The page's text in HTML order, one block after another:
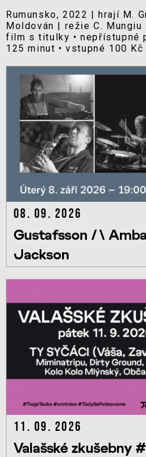
Rumunsko, 2022 | hrají M.
Moldován | režie C. Mungiu
film s titulky • nepřístupné
125 minut • vstupné 100 Kč
08. 09. 2026
Gustafsson /\
Jackson
11. 09. 2026
Valašské zkušebny